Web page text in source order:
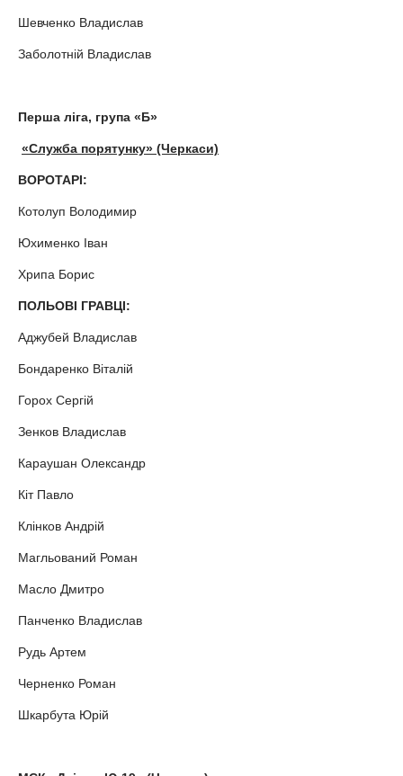
Шевченко Владислав
Заболотній Владислав
Перша ліга, група «Б»
«Служба порятунку» (Черкаси)
ВОРОТАРІ:
Котолуп Володимир
Юхименко Іван
Хрипа Борис
ПОЛЬОВІ ГРАВЦІ:
Аджубей Владислав
Бондаренко Віталій
Горох Сергій
Зенков Владислав
Караушан Олександр
Кіт Павло
Клінков Андрій
Магльований Роман
Масло Дмитро
Панченко Владислав
Рудь Артем
Черненко Роман
Шкарбута Юрій